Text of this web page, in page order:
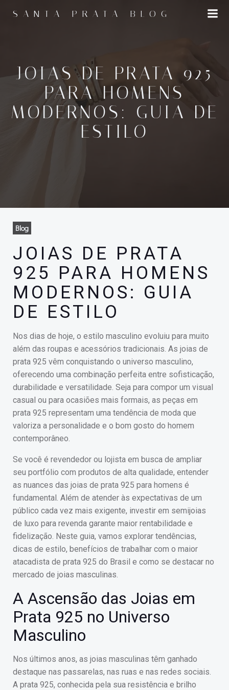
para
SANTA PRATA BLOG
JOIAS DE PRATA 925
PARA HOMENS
MODERNOS: GUIA DE
ESTILO
Blog
JOIAS DE PRATA
925 PARA HOMENS
MODERNOS: GUIA
DE ESTILO
Nos dias de hoje, o estilo masculino evoluiu para muito
além das roupas e acessórios tradicionais. As joias de
prata 925 vêm conquistando o universo masculino,
oferecendo uma combinação perfeita entre sofisticação,
durabilidade e versatilidade. Seja para compor um visual
casual ou para ocasiões mais formais, as peças em
prata 925 representam uma tendência de moda que
valoriza a personalidade e o bom gosto do homem
contemporâneo.
Se você é revendedor ou lojista em busca de ampliar
seu portfólio com produtos de alta qualidade, entender
as nuances das joias de prata 925 para homens é
fundamental. Além de atender às expectativas de um
público cada vez mais exigente, investir em semijoias
de luxo para revenda garante maior rentabilidade e
fidelização. Neste guia, vamos explorar tendências,
dicas de estilo, benefícios de trabalhar com o maior
atacadista de prata 925 do Brasil e como se destacar no
mercado de joias masculinas.
A Ascensão das Joias em
Prata 925 no Universo
Masculino
Nos últimos anos, as joias masculinas têm ganhado
destaque nas passarelas, nas ruas e nas redes sociais.
A prata 925, conhecida pela sua resistência e brilho